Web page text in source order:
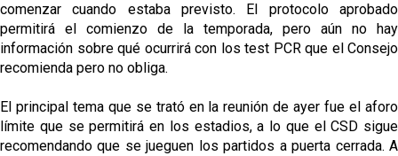
comenzar cuando estaba previsto. El protocolo aprobado
permitirá el comienzo de la temporada, pero aún no hay
información sobre qué ocurrirá con los test PCR que el Consejo
recomienda pero no obliga.
El principal tema que se trató en la reunión de ayer fue el aforo
límite que se permitirá en los estadios, a lo que el CSD sigue
recomendando que se jueguen los partidos a puerta cerrada. A